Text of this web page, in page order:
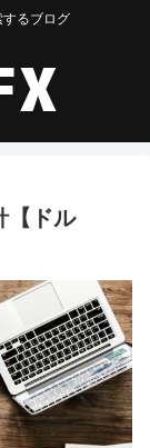
るブログ
【ドル